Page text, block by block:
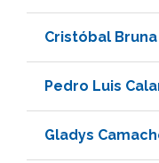
Cristóbal
Pedro Luis
Gladys